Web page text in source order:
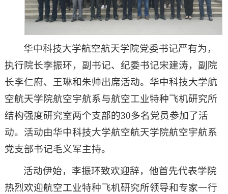
华中科技大学航空航天学院党委书记严有为，
执行院长李振环，副书记、纪委书记宋建涛，副院
长李仁府、王琳和朱帅出席活动。华中科技大学航
空航天学院航空宇航系与航空工业特种飞机研究所
结构强度研究室两个支部的30多名党员参加了活
动。活动由华中科技大学航空航天学院航空宇航系
党支部书记毛义军主持。
活动伊始，李振环致欢迎辞，他首先代表学院
热烈欢迎航空工业特种飞机研究所领导和专家一行